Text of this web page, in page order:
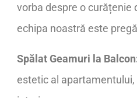
vorba despre o curățenie
echipa noastră este
Spălat Geamuri la
estetic al